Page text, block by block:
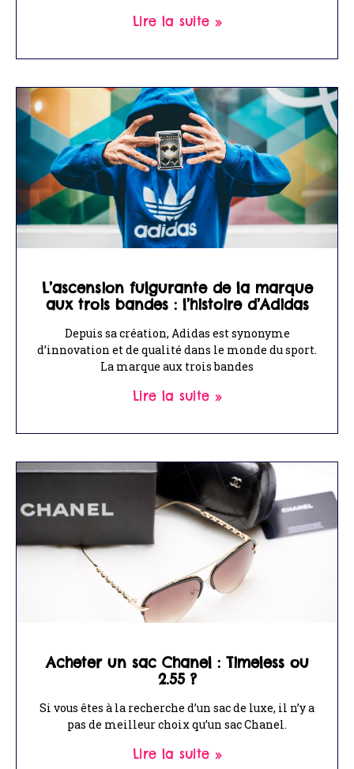
Lire la suite »
L’ascension fulgurante de la marque
aux trois bandes : l’histoire d’Adidas
Depuis sa création, Adidas est synonyme
d’innovation et de qualité dans le monde du sport.
La marque aux trois bandes
Lire la suite »
Acheter un sac Chanel : Timeless ou
2.55 ?
Si vous êtes à la recherche d’un sac de luxe, il n’y a
pas de meilleur choix qu’un sac Chanel.
Lire la suite »